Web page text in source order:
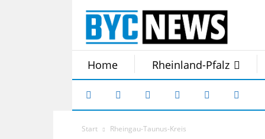
Home Rheinland-Pfalz
Start Rheingau-Taunus-Kreis